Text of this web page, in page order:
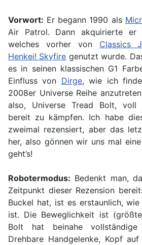
Vorwort: Er begann 1990 als
Air Patrol. Dann akquirierte er
welches vorher von Classics
Henkei! Skyfire genutzt wurde.
es in seinen klassischen G1
Einfluss von Dirge, wie ich
2008er Universe Reihe
also, Universe Tread Bolt, voll
bereit zu kämpfen. Ich habe
zweimal rezensiert, aber das
her, also gönnen wir uns mal
geht’s!
Robotermodus: Bedenkt man,
Zeitpunkt dieser Rezension
Buckel hat, ist es erstaunlich,
ist. Die Beweglichkeit ist
Bolt hat beinahe vollständige
Drehbare Handgelenke, Kopf auf